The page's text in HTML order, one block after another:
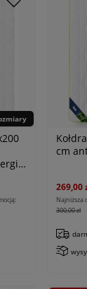
cm
269,00
Najniższa
300,00 zł